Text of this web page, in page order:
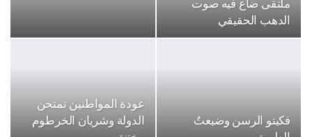
ملتقى ضاع فيه صوت
الدهب الحقيقي
فكيتو الرسن وضيعتٌ
عودة المواطنين تمتحن
الدولة وشريان الخرطوم